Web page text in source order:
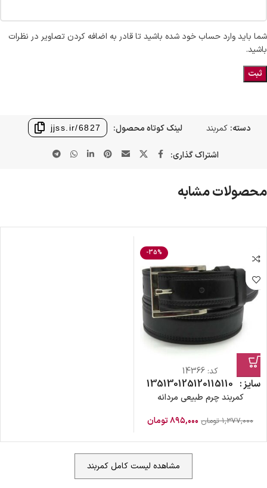
شما باید وارد حساب خود شده باشید تا قادر به اضافه کردن تصاویر در نظرات
باشید.
دسته: کمربند لینک کوتاه محصول: jjss.ir/6827
اشتراک گذاری:
محصولات مشابه
-35%
کد: 14366
سایز 110
115
120
125
130
135
کمربند چرم طبیعی مردانه
۱,۳۷۷,۰۰۰ تومان ۸۹۵,۰۰۰تومان
مشاهده لیست کامل کمربند